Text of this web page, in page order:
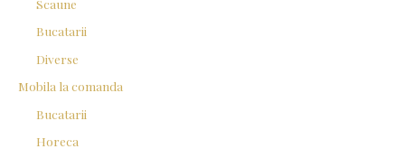
Scaune
Bucatarii
Diverse
Mobila la comanda
Bucatarii
Horeca